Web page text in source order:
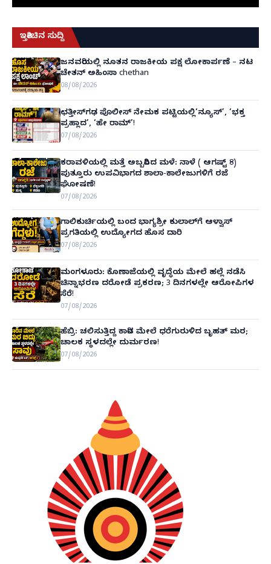
ಇತ್ತೀಚಿನ ಸುದ್ದಿ
ಜನವರಿಯಲ್ಲಿ ನೂತನ ರಾಜಕೀಯ ಪಕ್ಷ ಲೋಕಾರ್ಪಣೆ – ನಟ
ಚೇತನ್ ಅಹಿಂಸಾ chethan
08/08/2026
ಛತ್ತೀಸ್‌ಗಢ ಪೊಲೀಸ್ ನೇಮಕ ಪಟ್ಟಿಯಲ್ಲಿ‘ನ್ಯೂಸ್’, ‘ಭಕ್ತ
ಪ್ರಹ್ಲಾದ’, ‘ಹೇ ರಾಮ್’!
07/08/2026
ಕರಾವಳಿಯಲ್ಲಿ ಮತ್ತೆ ಅಬ್ಬರಿಸಿದ ಮಳೆ: ನಾಳೆ ( ಆಗಷ್ಟ್ 8)
ಪುತ್ತೂರು ಉಪವಿಭಾಗದ ಶಾಲಾ-ಕಾಲೇಜುಗಳಿಗೆ ರಜೆ
ಘೋಷಣೆ!
07/08/2026
ಗಾಲಿಕುರ್ಚಿಯಲ್ಲಿ ಬಂದ ಭಾಗ್ಯಶ್ರೀ ಕುಲಾಲ್‌ಗೆ ಆಳ್ವಾಸ್
ಪ್ರಗತಿಯಲ್ಲಿ ಉದ್ಯೋಗದ ಹೊಸ ದಾರಿ
07/08/2026
ಮಂಗಳೂರು: ಕೊಣಾಜೆಯಲ್ಲಿ ವೃದ್ಧೆಯ ಮೇಲೆ ಹಲ್ಲೆ ನಡೆಸಿ
ಚಿನ್ನಾಭರಣ ದರೋಡೆ ಪ್ರಕರಣ; 3 ದಿನಗಳಲ್ಲೇ ಆರೋಪಿಗಳ
ಸೆರೆ!
07/08/2026
ಹೆಬ್ರಿ: ಚಲಿಸುತ್ತಿದ್ದ ಕಾರಿನ ಮೇಲೆ ಧರೆಗುರುಳಿದ ಬೃಹತ್ ಮರ;
ಚಾಲಕ ಸ್ಥಳದಲ್ಲೇ ದುರ್ಮರಣ!
07/08/2026